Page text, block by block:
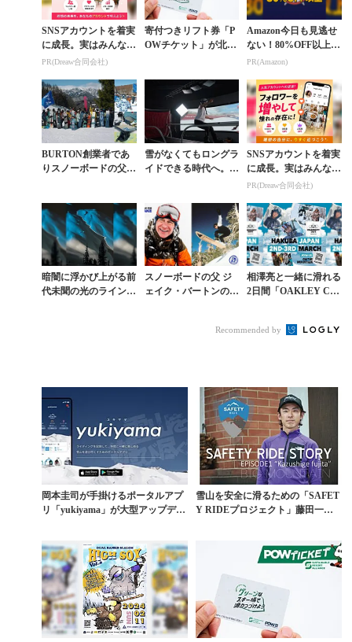
SNSアカウントを着実
に成長。実はみんなコ
コ使ってます。
PR(Dreaw合同会社)
寄付つきリフト券「P
OWチケット」が北海
サステナブルに滑る
Amazon今日も見逃せ
ない！80%OFF以上が
続々登場
PR(Amazon)
BURTON創業者であ
りスノーボードの父、
OR JAK...
雪がなくてもロングラ
イドできる時代へ。ス
い未来の選択肢
SNSアカウントを着実
に成長。実はみんなコ
コ使ってます。
PR(Dreaw合同会社)
暗闇に浮かび上がる前
代未聞の光のライン─
スノーボードの父 ジ
ェイク・バートンのレ
相澤亮と一緒に滑れる
2日間「OAKLEY CO
Recommended by
岡本圭司が手掛けるポータルアプ
リ「yukiyama」が大型アップデー
雪山を安全に滑るための「SAFET
Y RIDEプロジェクト」藤田一茂